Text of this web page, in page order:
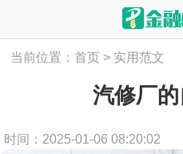
当前位置：首页 > 实用范文
汽修厂
时间：2025-01-06 08:20:02